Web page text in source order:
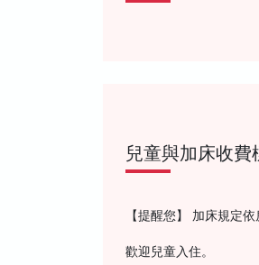
兒童與加床收費
【提醒您】 加床規定
歡迎兒童入住。